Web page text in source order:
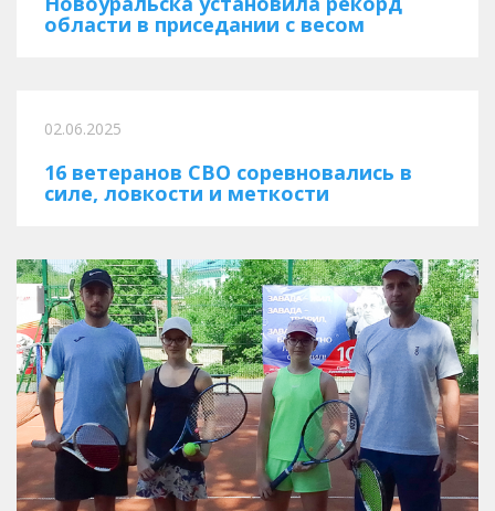
области в приседании с весом
02.06.2025
16 ветеранов СВО соревновались в
силе, ловкости и меткости